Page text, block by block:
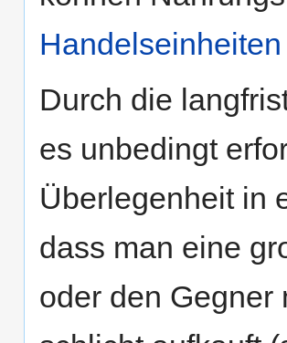
Handelseinheiten
Durch die
es unbedingt
Überlegenheit in
dass man eine
oder den